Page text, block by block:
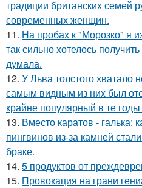
традиции британских семей
современных женщин.
11. На пробах к "Морозко" я
так сильно хотелось
думала.
12. У Льва толстого хватало
самым видным из них был
крайне популярный в те
13. Вместо каратов - галька:
пингвинов из-за камней
браке.
14. 5 продуктов от
15. Провокация на грани